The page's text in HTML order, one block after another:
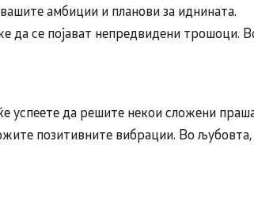
амбиции и планови за иднината.
да се појават непредвидени трошоци.
успеете да решите некои сложени
позитивните вибрации. Во